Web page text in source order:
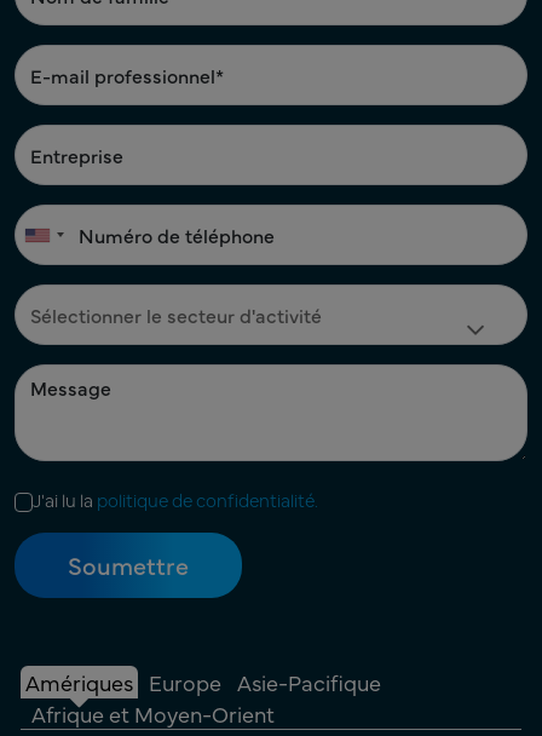
J'ai lu la politique de confidentialité.
Amériques Europe Asie-Pacifique
Afrique et Moyen-Orient